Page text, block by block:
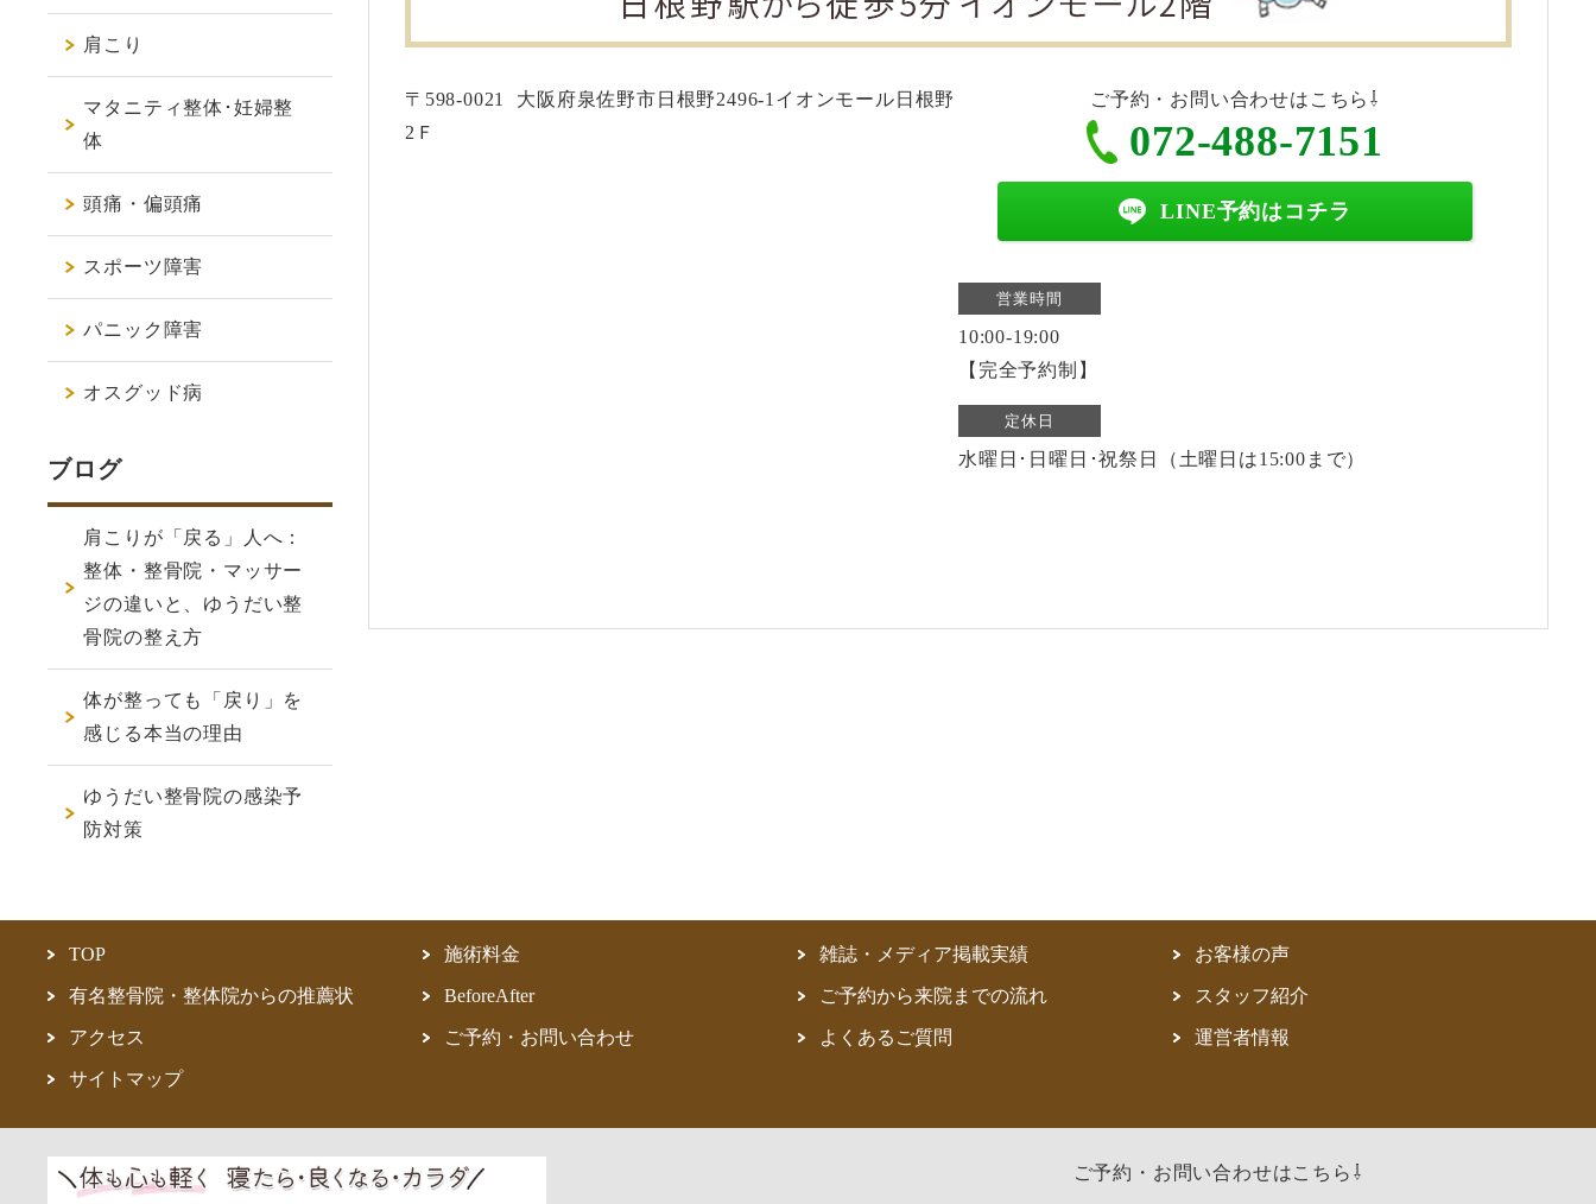
ご予約・お問い合わせはこちら⇩
072-488-7151
LINE予約はコチラ
営業時間
10:00-19:00
【完全予約制】
定休日
水曜日･日曜日･祝祭日（土曜日は15:00まで）
〒598-0021
大阪府泉佐野市日根野2496-1イオンモール日根野
2Ｆ
肩こり
マタニティ整体･妊婦整
体
頭痛・偏頭痛
スポーツ障害
パニック障害
オスグッド病
ブログ
肩こりが「戻る」人へ：
整体・整骨院・マッサー
ジの違いと、ゆうだい整
骨院の整え方
体が整っても「戻り」を
感じる本当の理由
ゆうだい整骨院の感染予
防対策
TOP 施術料金 雑誌・メディア掲載実績 お客様の声
有名整骨院・整体院からの推薦状 BeforeAfter ご予約から来院までの流れ スタッフ紹介
アクセス ご予約・お問い合わせ よくあるご質問 運営者情報
サイトマップ
ご予約・お問い合わせはこちら⇩